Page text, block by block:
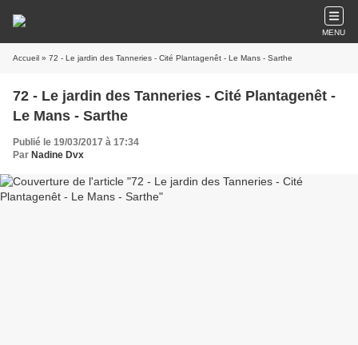
MENU
Accueil » 72 - Le jardin des Tanneries - Cité Plantagenêt - Le Mans - Sarthe
72 - Le jardin des Tanneries - Cité Plantagenêt -
Le Mans - Sarthe
Publié le 19/03/2017 à 17:34
Par Nadine Dvx